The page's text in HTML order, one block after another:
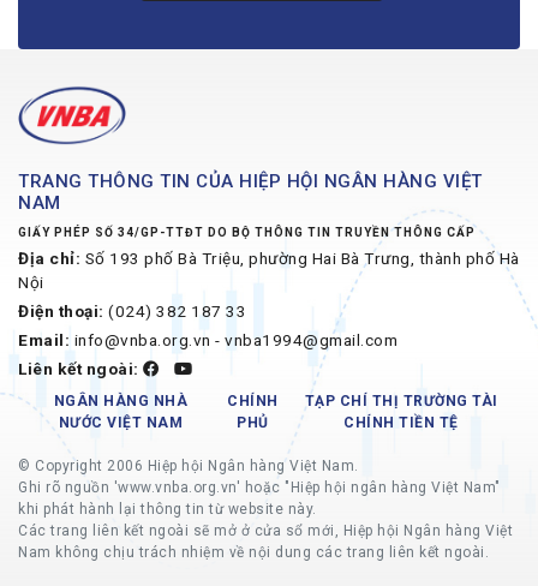
TRANG THÔNG TIN CỦA HIỆP HỘI NGÂN HÀNG VIỆT
NAM
GIẤY PHÉP SỐ 34/GP-TTĐT DO BỘ THÔNG TIN TRUYỀN THÔNG CẤP
Địa chỉ: Số 193 phố Bà Triệu, phường Hai Bà Trưng, thành phố Hà
Nội
Điện thoại: (024) 382 187 33
Email: info@vnba.org.vn - vnba1994@gmail.com
Liên kết ngoài:
NGÂN HÀNG NHÀ
NƯỚC VIỆT NAM
CHÍNH
PHỦ
TẠP CHÍ THỊ TRƯỜNG TÀI
CHÍNH TIỀN TỆ
© Copyright 2006 Hiệp hội Ngân hàng Việt Nam.
Ghi rõ nguồn 'www.vnba.org.vn' hoặc "Hiệp hội ngân hàng Việt Nam"
khi phát hành lại thông tin từ website này.
Các trang liên kết ngoài sẽ mở ở cửa sổ mới, Hiệp hội Ngân hàng Việt
Nam không chịu trách nhiệm về nội dung các trang liên kết ngoài.